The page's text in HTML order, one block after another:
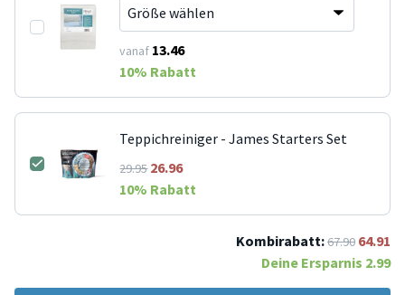
vanaf 13.46
10% Rabatt
Teppichreiniger - James Starters Set
29.9526.96
10% Rabatt
Kombirabatt:67.90 64.91
Deine Ersparnis 2.99